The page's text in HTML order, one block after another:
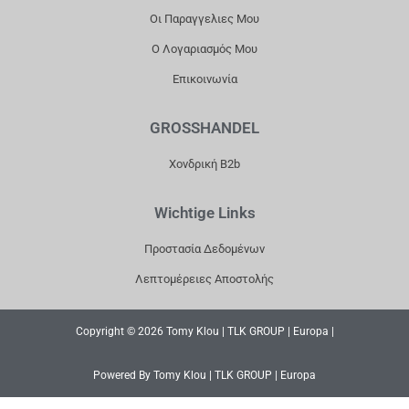
Οι Παραγγελιες Μου
Ο Λογαριασμός Μου
Επικοινωνία
GROSSHANDEL
Χονδρική B2b
Wichtige Links
Προστασία Δεδομένων
Λεπτομέρειες Αποστολής
Copyright © 2026 Tomy Klou | TLK GROUP | Europa |
Powered By Tomy Klou | TLK GROUP | Europa